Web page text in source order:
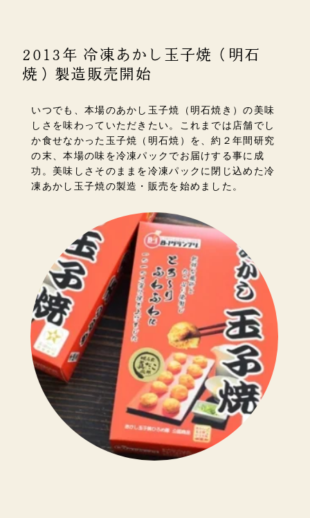
2013年 冷凍あかし玉子焼（明石
焼）製造販売開始
いつでも、本場のあかし玉子焼（明石焼き）の美味
しさを味わっていただきたい。これまでは店舗でし
か食せなかった玉子焼（明石焼）を、約２年間研究
の末、本場の味を冷凍パックでお届けする事に成
功。美味しさそのままを冷凍パックに閉じ込めた冷
凍あかし玉子焼の製造・販売を始めました。